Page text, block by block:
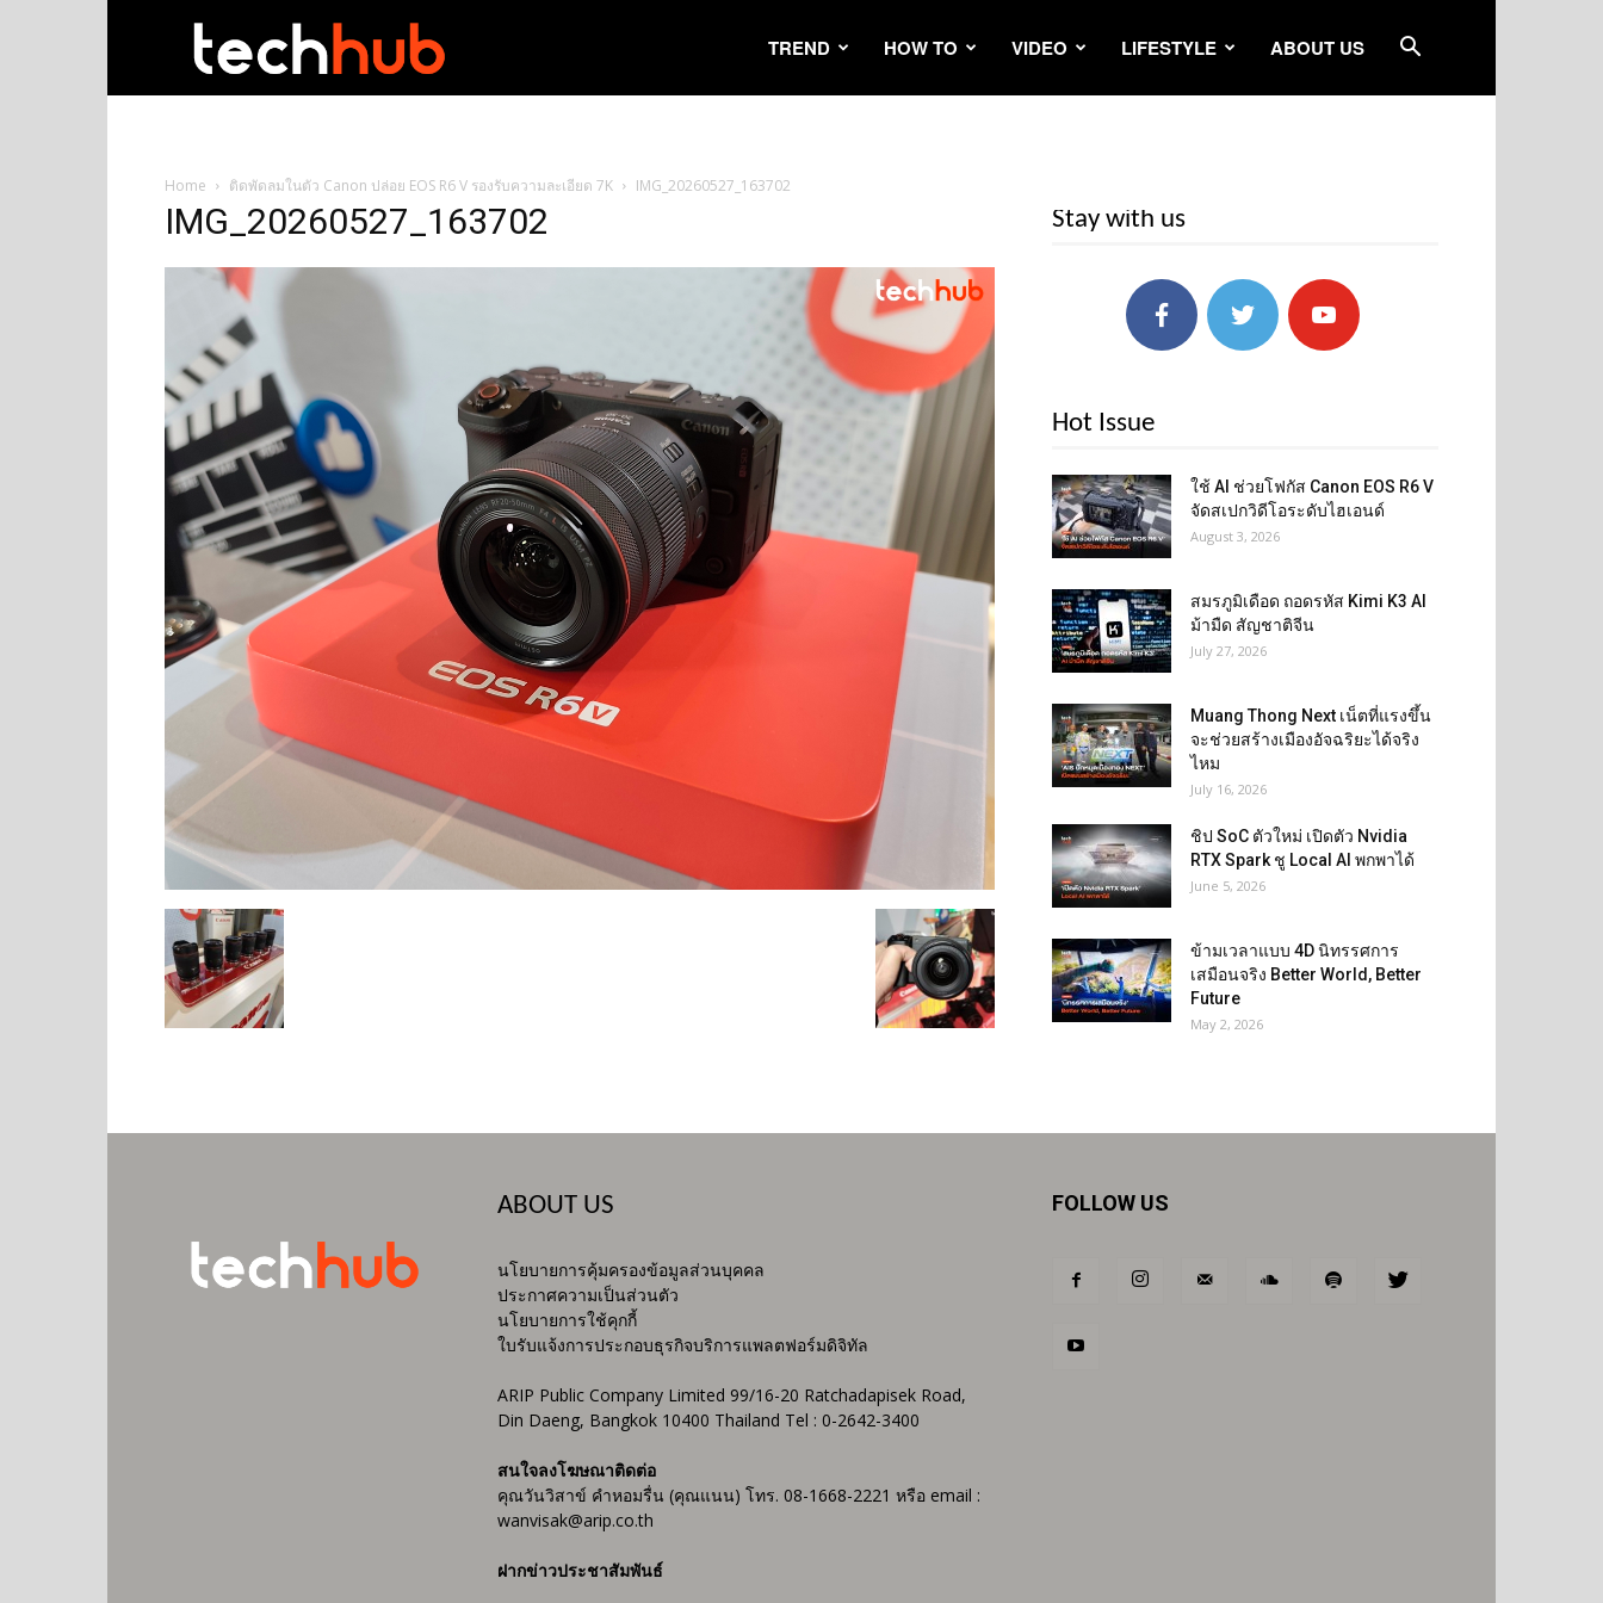
TREND HOW TO VIDEO LIFESTYLE ABOUT US
Home ติดพัดลมในตัว Canon ปล่อย EOS R6 V รองรับความละเอียด 7K IMG_20260527_163702
IMG_20260527_163702 Stay with us
Hot Issue
ใช้ AI ช่วยโฟกัส Canon EOS R6 V
จัดสเปกวิดีโอระดับไฮเอนด์
August 3, 2026
สมรภูมิเดือด ถอดรหัส Kimi K3 AI
ม้ามืด สัญชาติจีน
July 27, 2026
Muang Thong Next เน็ตที่แรงขึ้น
จะช่วยสร้างเมืองอัจฉริยะได้จริง
ไหม
July 16, 2026
ชิป SoC ตัวใหม่ เปิดตัว Nvidia
RTX Spark ชู Local AI พกพาได้
June 5, 2026
ข้ามเวลาแบบ 4D นิทรรศการ
เสมือนจริง Better World, Better
Future
May 2, 2026
ABOUT US
นโยบายการคุ้มครองข้อมูลส่วนบุคคล
ประกาศความเป็นส่วนตัว
นโยบายการใช้คุกกี้
ใบรับแจ้งการประกอบธุรกิจบริการแพลตฟอร์มดิจิทัล
ARIP Public Company Limited 99/16-20 Ratchadapisek Road,
Din Daeng, Bangkok 10400 Thailand Tel : 0-2642-3400
สนใจลงโฆษณาติดต่อ
คุณวันวิสาข์ คำหอมรื่น (คุณแนน) โทร. 08-1668-2221 หรือ email :
wanvisak@arip.co.th
ฝากข่าวประชาสัมพันธ์
FOLLOW US